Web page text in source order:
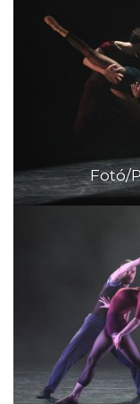
Fotó/